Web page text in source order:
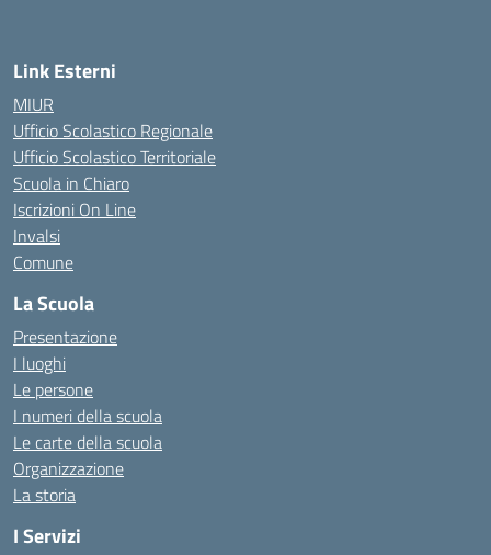
Link Esterni
MIUR
Ufficio Scolastico Regionale
Ufficio Scolastico Territoriale
Scuola in Chiaro
Iscrizioni On Line
Invalsi
Comune
La Scuola
Presentazione
I luoghi
Le persone
I numeri della scuola
Le carte della scuola
Organizzazione
La storia
I Servizi